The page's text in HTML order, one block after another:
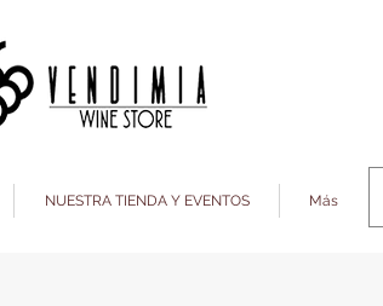
NUESTRA TIENDA Y EVENTOS Más